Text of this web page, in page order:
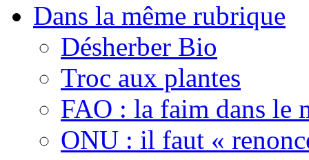
Dans la même rubrique
Désherber Bio
Troc aux plantes
FAO : la faim dans le
ONU : il faut «